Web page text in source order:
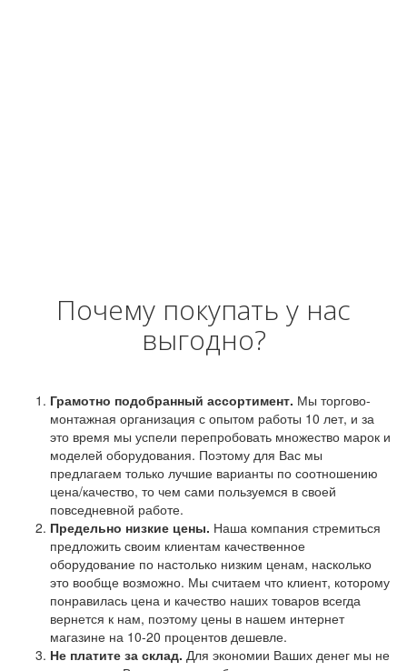
Почему покупать у нас
выгодно?
Грамотно подобранный ассортимент. Мы торгово-
монтажная организация с опытом работы 10 лет, и за
это время мы успели перепробовать множество марок и
моделей оборудования. Поэтому для Вас мы
предлагаем только лучшие варианты по соотношению
цена/качество, то чем сами пользуемся в своей
повседневной работе.
Предельно низкие цены. Наша компания стремиться
предложить своим клиентам качественное
оборудование по настолько низким ценам, насколько
это вообще возможно. Мы считаем что клиент, которому
понравилась цена и качество наших товаров всегда
вернется к нам, поэтому цены в нашем интернет
магазине на 10-20 процентов дешевле.
Не платите за склад. Для экономии Ваших денег мы не